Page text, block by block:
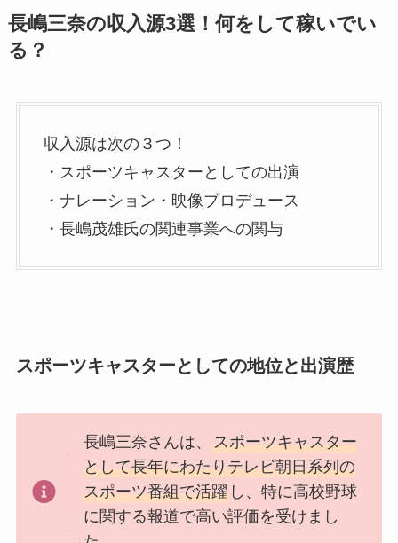
長嶋三奈の収入源3選！何をして稼いでい
る？
収入源は次の３つ！
・スポーツキャスターとしての出演
・ナレーション・映像プロデュース
・長嶋茂雄氏の関連事業への関与
スポーツキャスターとしての地位と出演歴
長嶋三奈さんは、
スポーツキャスター
として長年にわたりテレビ朝日系列の
スポーツ番組で活躍 し、特に高校野球
に関する報道で高い評価を受けまし